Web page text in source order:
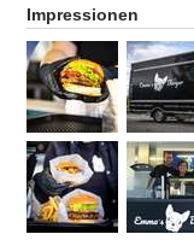
Impressionen